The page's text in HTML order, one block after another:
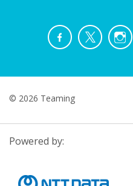
© 2026 Teaming
Powered by: